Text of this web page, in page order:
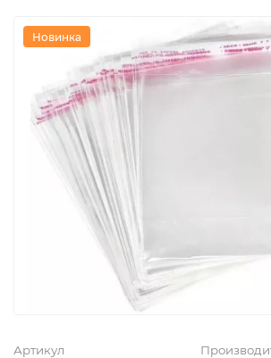
Новинка
Артикул